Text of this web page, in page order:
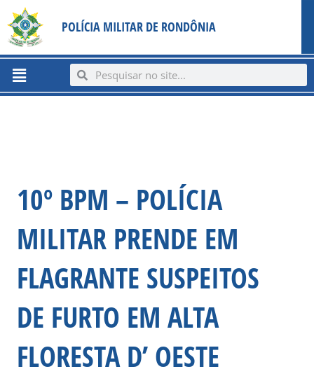
content
para
conteúdo
POLÍCIA MILITAR DE RONDÔNIA
Menu SearchSearch
10º BPM – POLÍCIA
MILITAR PRENDE EM
FLAGRANTE SUSPEITOS
DE FURTO EM ALTA
FLORESTA D’ OESTE